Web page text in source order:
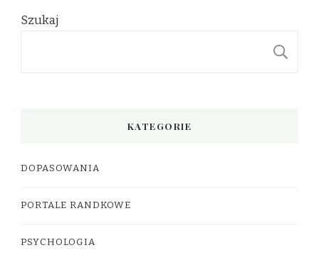
Szukaj
KATEGORIE
DOPASOWANIA
PORTALE RANDKOWE
PSYCHOLOGIA